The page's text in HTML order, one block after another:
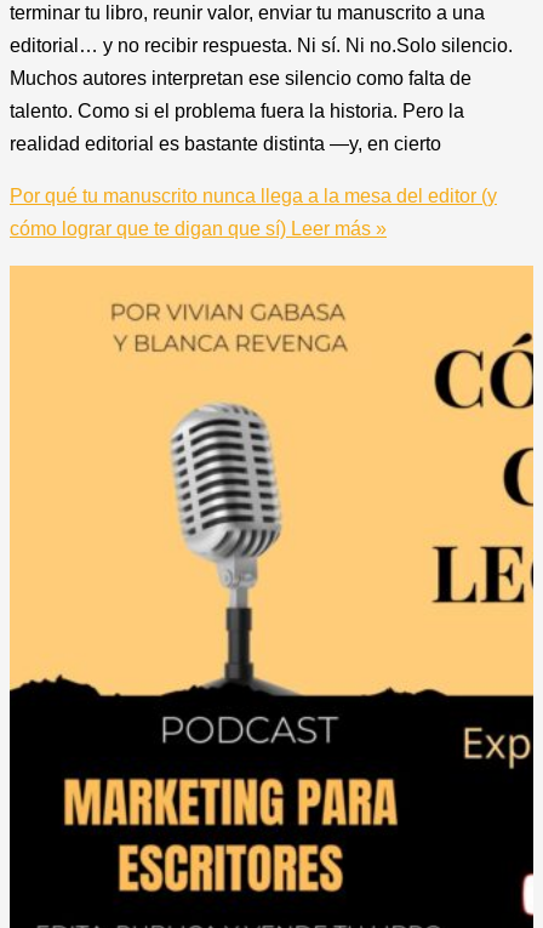
terminar tu libro, reunir valor, enviar tu manuscrito a una
editorial… y no recibir respuesta. Ni sí. Ni no.Solo silencio.
Muchos autores interpretan ese silencio como falta de
talento. Como si el problema fuera la historia. Pero la
realidad editorial es bastante distinta —y, en cierto
Por qué tu manuscrito nunca llega a la mesa del editor (y
cómo lograr que te digan que sí) Leer más »